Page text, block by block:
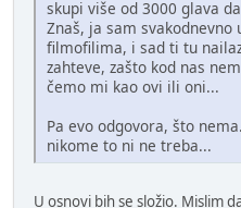
skupi više od 3000 glava
Znaš, ja sam svakodnevno
filmofilima, i sad ti tu
zahteve, zašto kod nas
čemo mi kao ovi ili oni...
Pa evo odgovora, što
nikome to ni ne treba...
U osnovi bih se složio. Mislim